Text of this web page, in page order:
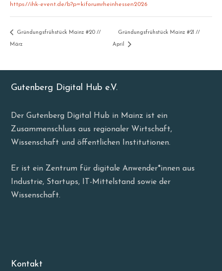
https://ihk-event.de/b?p=kiforumrheinhessen2026
Gründungsfrühstück Mainz #20 //
März
Gründungsfrühstück Mainz #21 //
April
Gutenberg Digital Hub e.V.
Der Gutenberg Digital Hub in Mainz ist ein
Zusammenschluss aus regionaler Wirtschaft,
Wissenschaft und öffentlichen Institutionen.
Er ist ein Zentrum für digitale Anwender*innen aus
Industrie, Startups, IT-Mittelstand sowie der
Wissenschaft.
Kontakt